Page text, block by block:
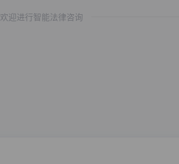
欢迎进行智能法律咨询